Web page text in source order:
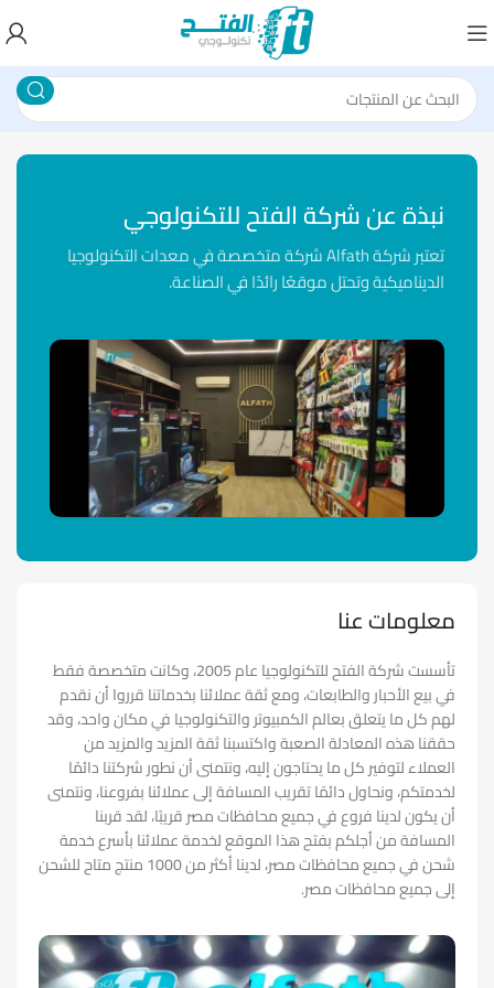
نبذة عن شركة الفتح للتكنولوجي
تعتبر شركة Alfath شركة متخصصة في معدات التكنولوجيا
الديناميكية وتحتل موقعًا رائدًا في الصناعة.
معلومات عنا
تأسست شركة الفتح للتكنولوجيا عام 2005، وكانت متخصصة فقط
في بيع الأحبار والطابعات، ومع ثقة عملائنا بخدماتنا قرروا أن نقدم
لهم كل ما يتعلق بعالم الكمبيوتر والتكنولوجيا في مكان واحد، وقد
حققنا هذه المعادلة الصعبة واكتسبنا ثقة المزيد والمزيد من
العملاء لتوفير كل ما يحتاجون إليه، ونتمنى أن نطور شركتنا دائمًا
لخدمتكم، ونحاول دائمًا تقريب المسافة إلى عملائنا بفروعنا، ونتمنى
أن يكون لدينا فروع في جميع محافظات مصر قريبًا، لقد قربنا
المسافة من أجلكم بفتح هذا الموقع لخدمة عملائنا بأسرع خدمة
شحن في جميع محافظات مصر، لدينا أكثر من 1000 منتج متاح للشحن
إلى جميع محافظات مصر.